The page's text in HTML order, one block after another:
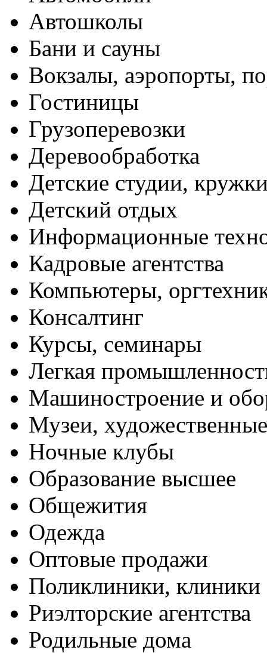
Автошколы
Бани и сауны
Вокзалы, аэропорты,
Гостиницы
Грузоперевозки
Деревообработка
Детские студии,
Детский отдых
Информационные
Кадровые агентства
Компьютеры,
Консалтинг
Курсы, семинары
Легкая
Машиностроение и
Музеи,
Ночные клубы
Образование высшее
Общежития
Одежда
Оптовые продажи
Поликлиники, клиники
Риэлторские агентства
Родильные дома